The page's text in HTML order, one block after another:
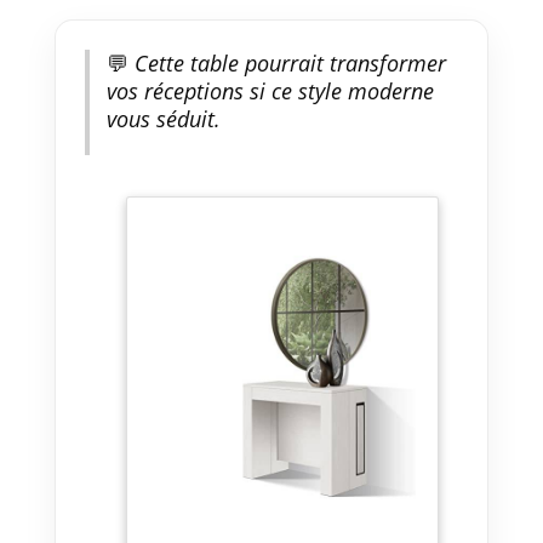
💬 Cette table pourrait transformer
vos réceptions si ce style moderne
vous séduit.